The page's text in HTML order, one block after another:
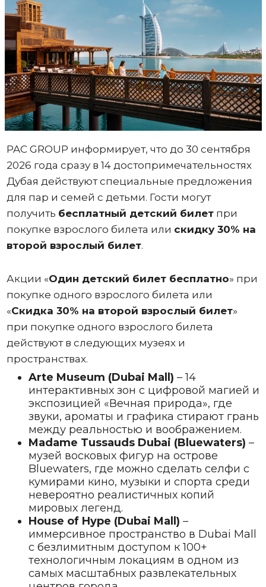
PAC GROUP информирует, что до 30 сентября
2026 года сразу в 14 достопримечательностях
Дубая действуют специальные предложения
для пар и семей с детьми. Гости могут
получить бесплатный детский билетпри
покупке взрослого билета или скидку 30% на
второй взрослый билет.
Акции «Один детский билет бесплатно» при
покупке одного взрослого билета или
«Скидка 30% на второй взрослый билет»
при покупке одного взрослого билета
действуют в следующих музеях и
пространствах.
Arte Museum (Dubai Mall) – 14
интерактивных зон с цифровой магией и
экспозицией «Вечная природа», где
звуки, ароматы и графика стирают грань
между реальностью и воображением.
Madame Tussauds Dubai (Bluewaters) –
музей восковых фигур на острове
Bluewaters, где можно сделать селфи с
кумирами кино, музыки и спорта среди
невероятно реалистичных копий
мировых легенд.
House of Hype (Dubai Mall) –
иммерсивное пространство в Dubai Mall
с безлимитным доступом к 100+
технологичным локациям в одном из
самых масштабных развлекательных